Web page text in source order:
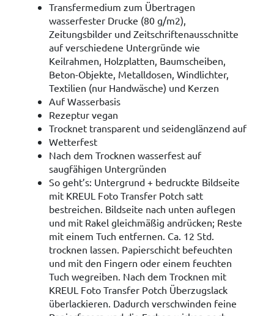
Transfermedium zum Übertragen
wasserfester Drucke (80 g/m2),
Zeitungsbilder und Zeitschriftenausschnitte
auf verschiedene Untergründe wie
Keilrahmen, Holzplatten, Baumscheiben,
Beton-Objekte, Metalldosen, Windlichter,
Textilien (nur Handwäsche) und Kerzen
Auf Wasserbasis
Rezeptur vegan
Trocknet transparent und seidenglänzend auf
Wetterfest
Nach dem Trocknen wasserfest auf
saugfähigen Untergründen
So geht’s: Untergrund + bedruckte Bildseite
mit KREUL Foto Transfer Potch satt
bestreichen. Bildseite nach unten auflegen
und mit Rakel gleichmäßig andrücken; Reste
mit einem Tuch entfernen. Ca. 12 Std.
trocknen lassen. Papierschicht befeuchten
und mit den Fingern oder einem feuchten
Tuch wegreiben. Nach dem Trocknen mit
KREUL Foto Transfer Potch Überzugslack
überlackieren. Dadurch verschwinden feine